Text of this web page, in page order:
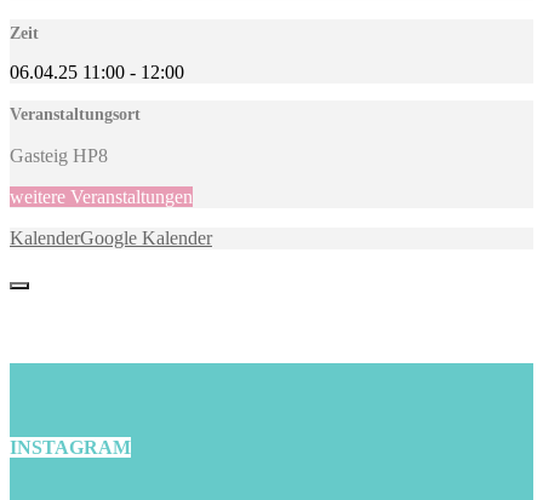
Zeit
06.04.25 11:00 - 12:00
Veranstaltungsort
Gasteig HP8
weitere Veranstaltungen
KalenderGoogle Kalender
INSTAGRAM